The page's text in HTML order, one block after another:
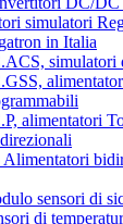
simulatori
in Italia
simulatori
alimentatori
Alimentatori
sensori di
di